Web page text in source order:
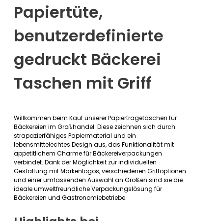
Papiertüte,
benutzerdefinierte
gedruckt Bäckerei
Taschen mit Griff
Willkommen beim Kauf unserer Papiertragetaschen für
Bäckereien im Großhandel. Diese zeichnen sich durch
strapazierfähiges Papiermaterial und ein
lebensmittelechtes Design aus, das Funktionalität mit
appetitlichem Charme für Bäckereiverpackungen
verbindet. Dank der Möglichkeit zur individuellen
Gestaltung mit Markenlogos, verschiedenen Griffoptionen
und einer umfassenden Auswahl an Größen sind sie die
ideale umweltfreundliche Verpackungslösung für
Bäckereien und Gastronomiebetriebe.